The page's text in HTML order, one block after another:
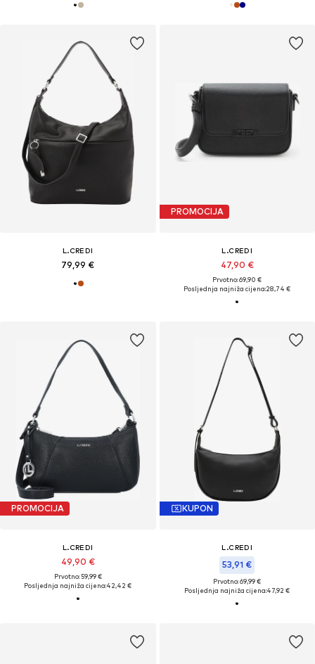
L.CREDI
79,99 €
PROMOCIJA
L.CREDI
47,90 €
Prvotno: 69,90 €
Posljednja najniža cijena:28,74 €
PROMOCIJA
L.CREDI
49,90 €
Prvotno: 59,99 €
Posljednja najniža cijena:42,42 €
KUPON
L.CREDI
53,91 €
Prvotno: 69,99 €
Posljednja najniža cijena:47,92 €